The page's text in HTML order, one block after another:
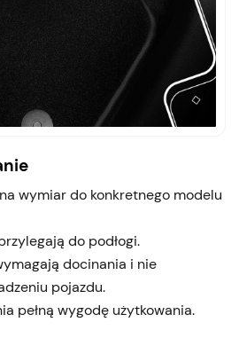
wymiar do konkretnego modelu
do podłogi.
docinania i nie
pojazdu.
pełną wygodę użytkowania.